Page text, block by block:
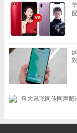
科大讯飞同传同声翻